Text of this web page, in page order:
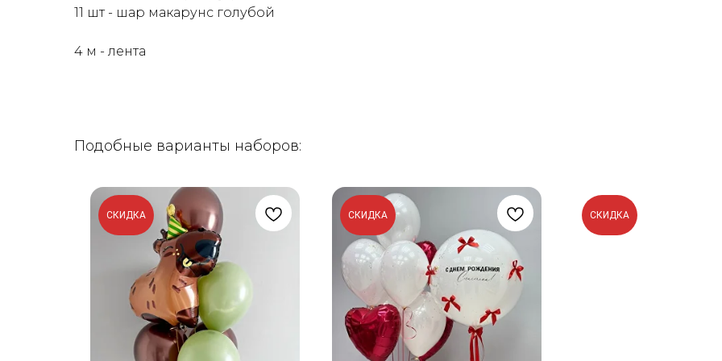
11 шт - шар макарунс голубой
4 м - лента
Подобные варианты наборов:
СКИДКА СКИДКА СКИДКА